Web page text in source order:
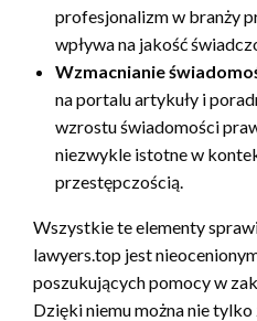
profesjonalizm w branży
wpływa na jakość
Wzmacnianie
na portalu artykuły i
wzrostu świadomości
niezwykle istotne w
przestępczością.
Wszystkie te elementy
lawyers.top jest
poszukujących pomocy w
Dzięki niemu można nie